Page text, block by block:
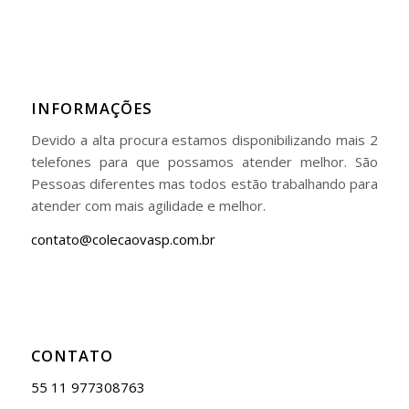
INFORMAÇÕES
Devido a alta procura estamos disponibilizando mais 2
telefones para que possamos atender melhor. São
Pessoas diferentes mas todos estão trabalhando para
atender com mais agilidade e melhor.
contato@colecaovasp.com.br
CONTATO
55 11 977308763